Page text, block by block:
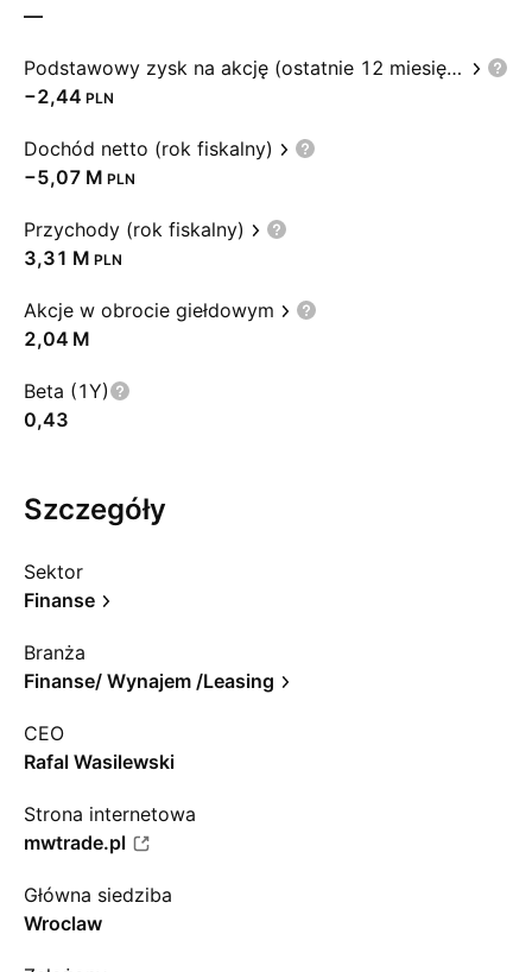
—
Podstawowy zysk na akcję (ostatnie 12 miesięcy)
−2,44 PLN
Dochód netto (rok fiskalny)
‪−5,07 M‬ PLN
Przychody (rok fiskalny)
‪3,31 M‬ PLN
Akcje w obrocie giełdowym
‪2,04 M‬
Beta (1Y)
0,43
Szczegóły
Sektor
Finanse
Branża
Finanse/ Wynajem /Leasing
CEO
Rafal Wasilewski
Strona internetowa
mwtrade.pl
Główna siedziba
Wroclaw